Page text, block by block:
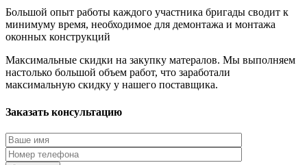
Большой опыт работы каждого участника бригады сводит к
минимуму время, необходимое для демонтажа и монтажа
оконных конструкций
Максимальные скидки на закупку матералов. Мы выполняем
настолько большой объем работ, что заработали
максимальную скидку у нашего поставщика.
Заказать консультацию